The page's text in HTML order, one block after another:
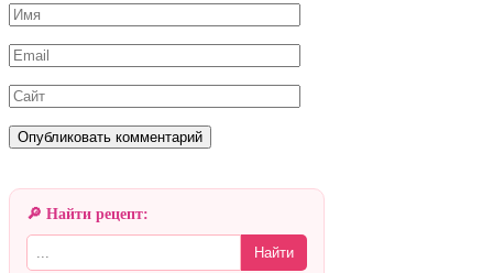
Имя
Email
Сайт
🔎 Найти рецепт:
Найти